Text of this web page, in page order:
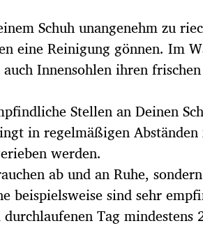
Schuh unangenehm zu
eine Reinigung gönnen. Im
Innensohlen ihren
Stellen an Deinen
in regelmäßigen
werden.
ab und an Ruhe,
beispielsweise sind sehr
Tag mindestens